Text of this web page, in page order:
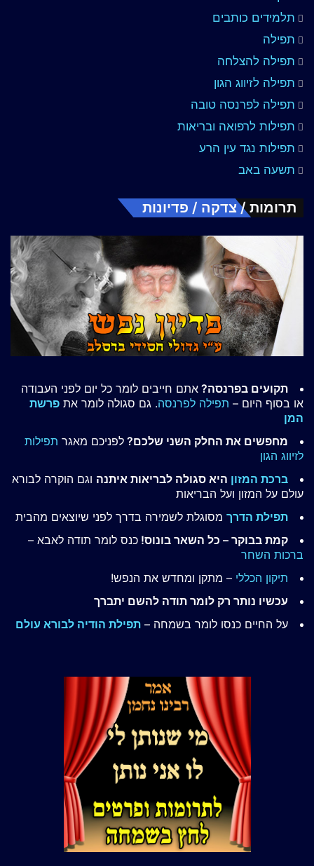
תלמידים כותבים
תפילה
תפילה להצלחה
תפילה לזיווג הגון
תפילה לפרנסה טובה
תפילות לרפואה ובריאות
תפילות נגד עין הרע
תשעה באב
תרומות / צדקה / פדיונות
תקועים בפרנסה? אתם חייבים לומר כל יום לפני העבודה
או בסוף היום – תפילה לפרנסה. גם סגולה לומר את פרשת
המן
מחפשים את החלק השני שלכם? לפניכם מאגר תפילות
לזיווג הגון
ברכת המזון היא סגולה לבריאות איתנה וגם הוקרה לבורא
עולם על המזון ועל הבריאות
תפילת הדרך מסוגלת לשמירה בדרך לפני שיוצאים מהבית
קמת בבוקר – כל השאר בונוס! כנס לומר תודה לאבא –
ברכות השחר
תיקון הכללי – מתקן ומחדש את הנפש!
עכשיו נותר רק לומר תודה להשם יתברך
על החיים כנסו לומר בשמחה – תפילת הודיה לבורא עולם